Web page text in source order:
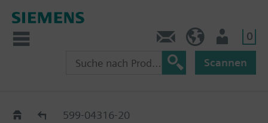
0
Scannen
Old2New599-04316-20